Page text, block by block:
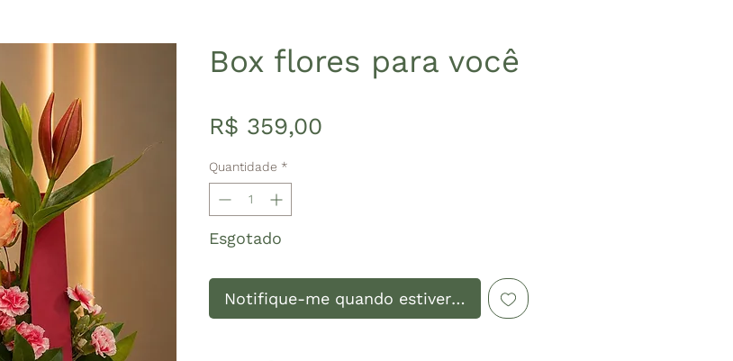
Box flores para você
R$ 359,00
Quantidade *
Esgotado
Notifique-me quando estiver disponível